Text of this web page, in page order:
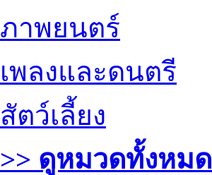
ภาพยนตร์
เพลงและดนตรี
สัตว์เลี้ยง
>> ดูหมวดทั้งหมด